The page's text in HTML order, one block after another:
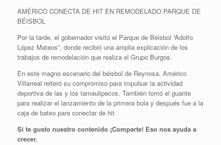
AMÉRICO CONECTA DE HIT EN REMODELADO PARQUE DE
BÉISBOL
Por la tarde, el gobernador visitó el Parque de Béisbol “Adolfo
López Mateos”, donde recibió una amplia explicación de los
trabajos de remodelación que realiza el Grupo Burgos.
En este magno escenario del béisbol de Reynosa, Américo
Villarreal reiteró su compromiso para impulsar la actividad
deportiva de las y los tamaulipecos. También tomó el guante
para realizar el lanzamiento de la primera bola y después fue a la
caja de bateo para conectar de hit.
Si te gusto nuestro contenido ¡Comparte! Eso nos ayuda a
crecer.